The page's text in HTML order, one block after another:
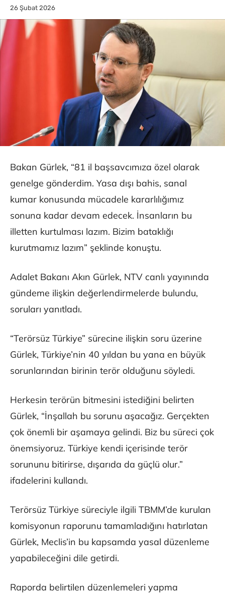
26 Şubat 2026
Bakan Gürlek, “81 il başsavcımıza özel olarak
genelge gönderdim. Yasa dışı bahis, sanal
kumar konusunda mücadele kararlılığımız
sonuna kadar devam edecek. İnsanların bu
illetten kurtulması lazım. Bizim bataklığı
kurutmamız lazım” şeklinde konuştu.
Adalet Bakanı Akın Gürlek, NTV canlı yayınında
gündeme ilişkin değerlendirmelerde bulundu,
soruları yanıtladı.
“Terörsüz Türkiye” sürecine ilişkin soru üzerine
Gürlek, Türkiye’nin 40 yıldan bu yana en büyük
sorunlarından birinin terör olduğunu söyledi.
Herkesin terörün bitmesini istediğini belirten
Gürlek, “İnşallah bu sorunu aşacağız. Gerçekten
çok önemli bir aşamaya gelindi. Biz bu süreci çok
önemsiyoruz. Türkiye kendi içerisinde terör
sorununu bitirirse, dışarıda da güçlü olur.”
ifadelerini kullandı.
Terörsüz Türkiye süreciyle ilgili TBMM’de kurulan
komisyonun raporunu tamamladığını hatırlatan
Gürlek, Meclis’in bu kapsamda yasal düzenleme
yapabileceğini dile getirdi.
Raporda belirtilen düzenlemeleri yapma